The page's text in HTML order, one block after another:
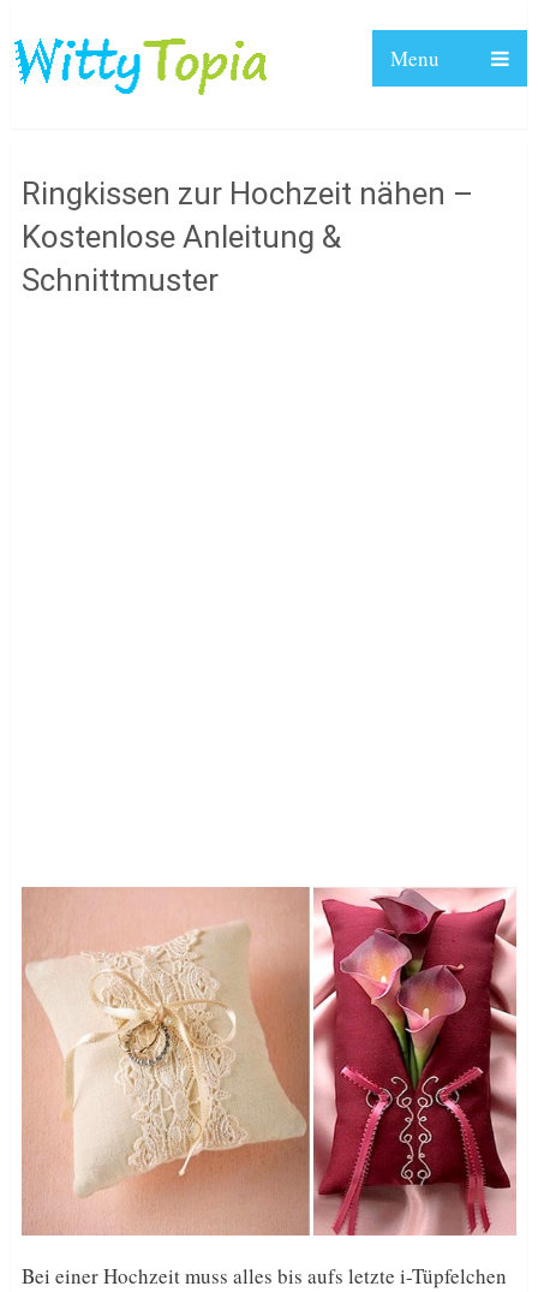
Menu
Ringkissen zur Hochzeit nähen –
Kostenlose Anleitung &
Schnittmuster
Bei einer Hochzeit muss alles bis aufs letzte i-Tüpfelchen